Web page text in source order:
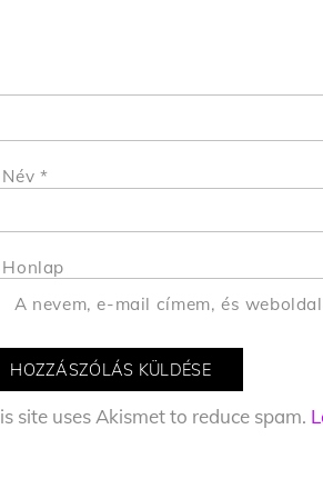
Név *
Honlap
A nevem, e-mail címem, és
site uses Akismet to reduce spam.